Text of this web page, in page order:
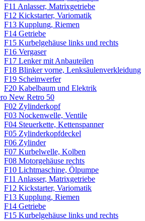
F11 Anlasser, Matrixgetriebe
F12 Kickstarter, Variomatik
F13 Kupplung, Riemen
F14 Getriebe
F15 Kurbelgehäuse links und rechts
F16 Vergaser
F17 Lenker mit Anbauteilen
F18 Blinker vorne, Lenksäulenverkleidung
F19 Scheinwerfer
F20 Kabelbaum und Elektrik
New Retro 50
F02 Zylinderkopf
F03 Nockenwelle, Ventile
F04 Steuerkette, Kettenspanner
F05 Zylinderkopfdeckel
F06 Zylinder
F07 Kurbelwelle, Kolben
F08 Motorgehäuse rechts
F10 Lichtmaschine, Ölpumpe
F11 Anlasser, Matrixgetriebe
F12 Kickstarter, Variomatik
F13 Kupplung, Riemen
F14 Getriebe
F15 Kurbelgehäuse links und rechts